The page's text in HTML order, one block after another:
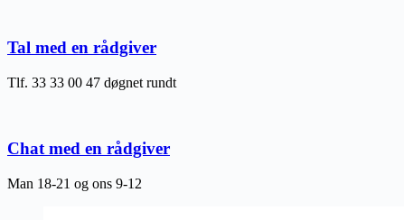
Tal med en rådgiver
Tlf. 33 33 00 47 døgnet rundt
Chat med en rådgiver
Man 18-21 og ons 9-12